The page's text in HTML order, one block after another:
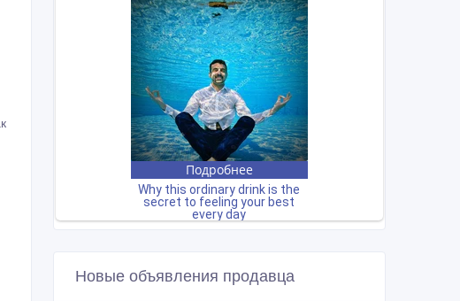
Новые объявления продавца